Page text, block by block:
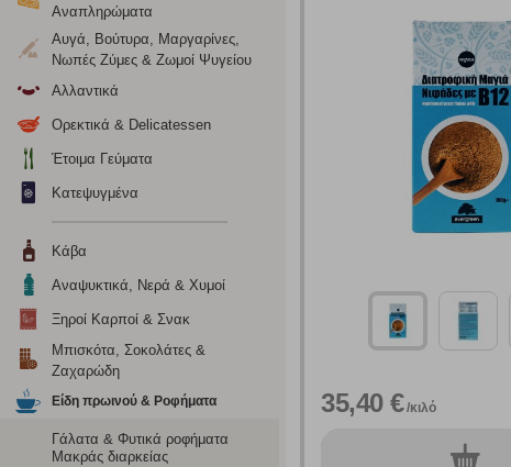
Αναπληρώματα
Αυγά, Βούτυρα, Μαργαρίνες,
Νωπές Ζύμες & Ζωμοί Ψυγείου
Αλλαντικά
Ορεκτικά & Delicatessen
Έτοιμα Γεύματα
Κατεψυγμένα
Κάβα
Αναψυκτικά, Νερά & Χυμοί
Ξηροί Καρποί & Σνακ
Μπισκότα, Σοκολάτες &
Ζαχαρώδη
Είδη πρωινού & Ροφήματα
Γάλατα & Φυτικά ροφήματα
Μακράς διαρκείας
35,40 €/κιλό
0τεμ.
Ρυθμίσεις